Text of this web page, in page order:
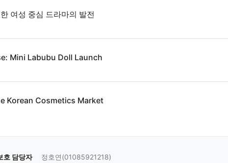
여성 중심 드라마의 발전
Mini Labubu Doll Launch
Korean Cosmetics Market
호 담당자 정호연(01085921218)